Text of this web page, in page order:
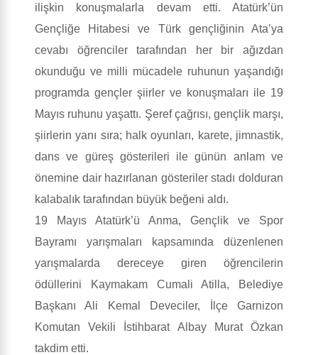
ilişkin konuşmalarla devam etti. Atatürk’ün
Gençliğe Hitabesi ve Türk gençliğinin Ata’ya
cevabı öğrenciler tarafından her bir ağızdan
okunduğu ve milli mücadele ruhunun yaşandığı
programda gençler şiirler ve konuşmaları ile 19
Mayıs ruhunu yaşattı. Şeref çağrısı, gençlik marşı,
şiirlerin yanı sıra; halk oyunları, karete, jimnastik,
dans ve güreş gösterileri ile günün anlam ve
önemine dair hazırlanan gösteriler stadı dolduran
kalabalık tarafından büyük beğeni aldı.
19 Mayıs Atatürk’ü Anma, Gençlik ve Spor
Bayramı yarışmaları kapsamında düzenlenen
yarışmalarda dereceye giren öğrencilerin
ödüllerini Kaymakam Cumali Atilla, Belediye
Başkanı Ali Kemal Deveciler, İlçe Garnizon
Komutan Vekili İstihbarat Albay Murat Özkan
takdim etti.